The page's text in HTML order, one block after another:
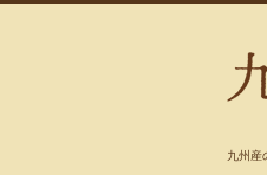
九州産